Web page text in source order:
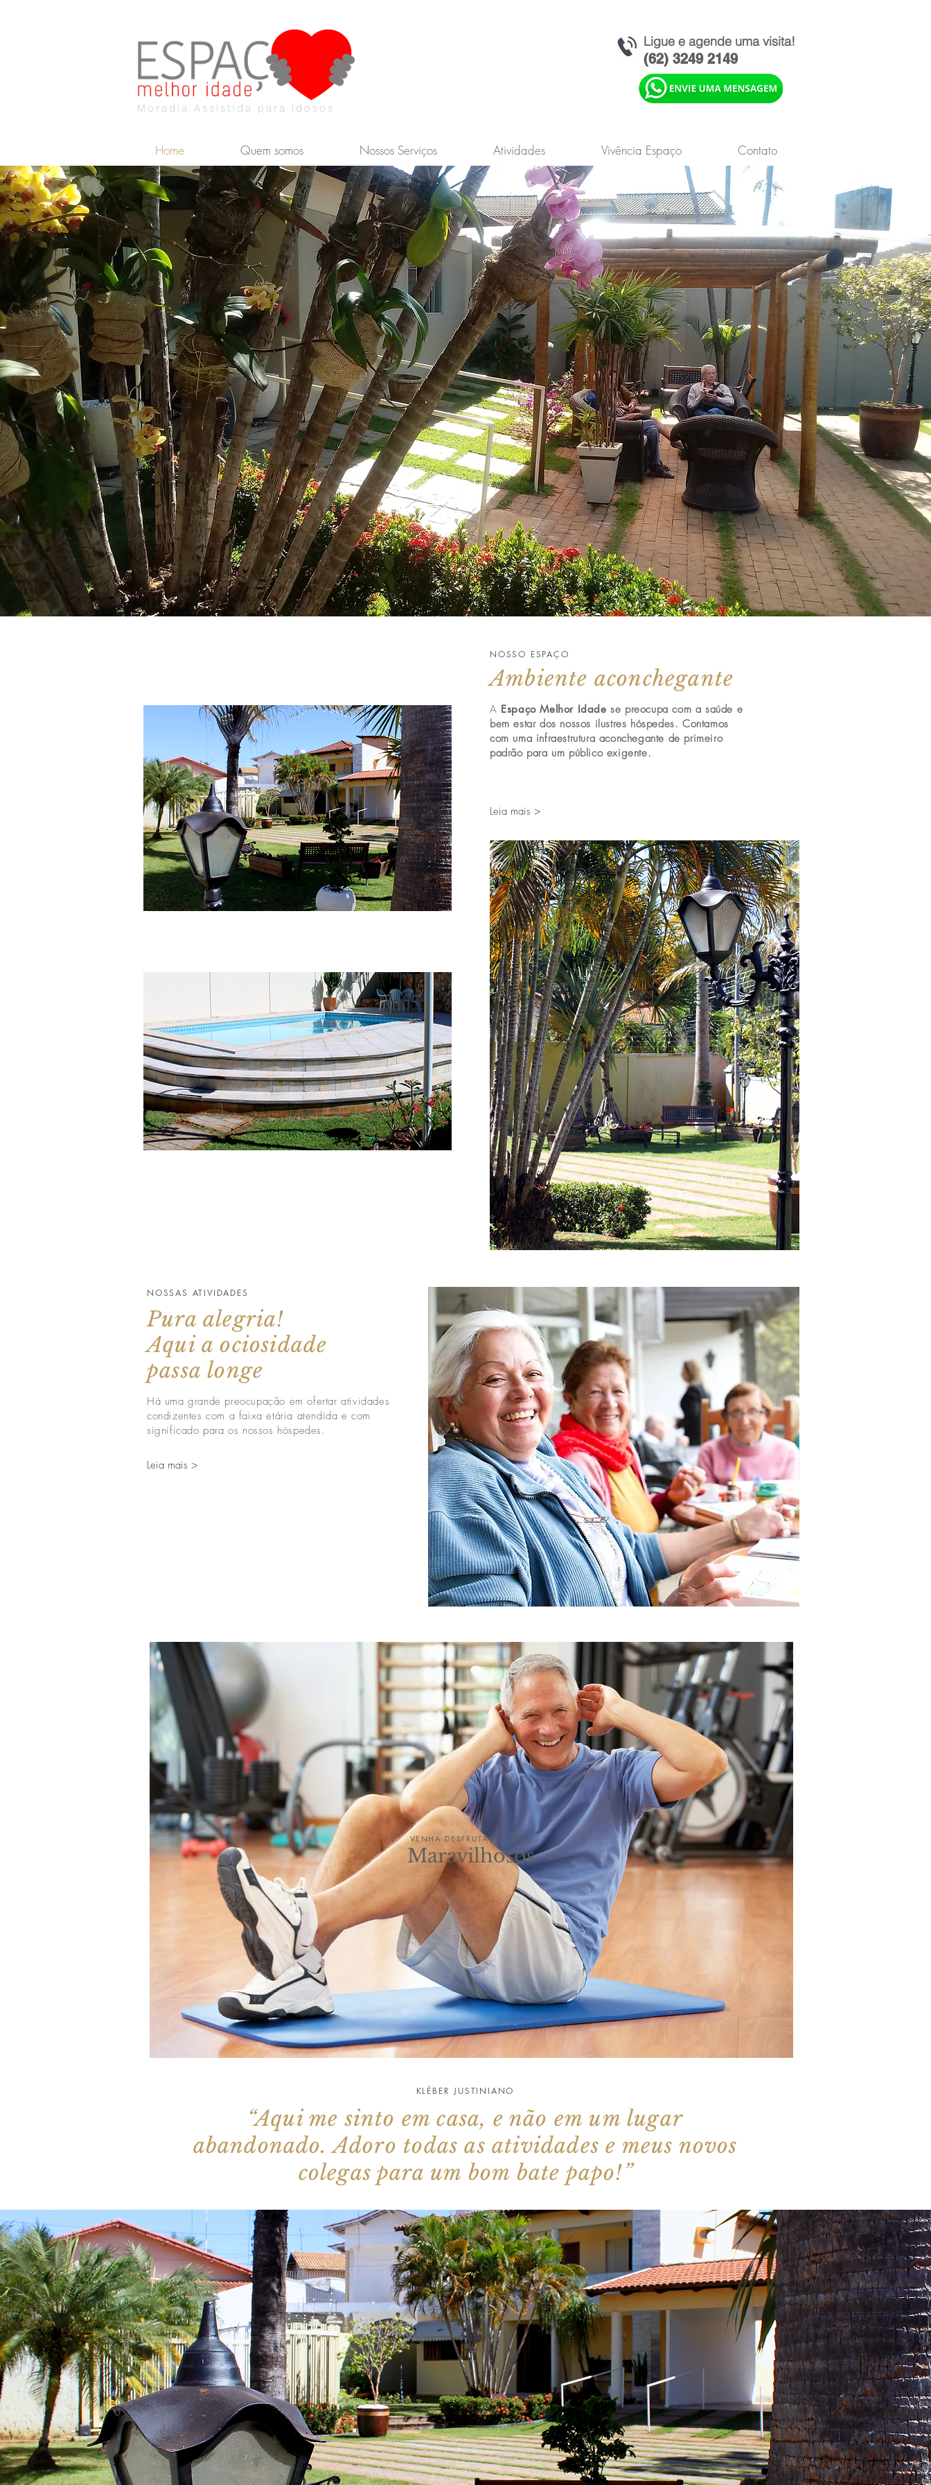
Moradia Assistida para Idosos
Ligue e agende uma visita!
(62) 3249 2149
Home Quem somos Nossos Serviços Atividades Vivência Espaço Contato
NOSSO ESPAÇO
Ambiente aconchegante
A Espaço Melhor Idadese preocupa com a saúde e
bem estar dos nossos ilustres hóspedes. Contamos
com uma infraestrutura aconchegante de primeiro
padrão para um público exigente.
Leia mais >
Pura alegria!
Aqui a ociosidade
passa longe
NOSSAS ATIVIDADES
Leia mais >
Há uma grande preocupação em ofertar atividades
condizentes com a faixa etária atendida e com
significado para os nossos hóspedes.
VENHA DESFRUTAR DE DIAS
Maravilhosos
KLÉBER JUSTINIANO
“Aqui me sinto em casa, e não em um lugar
abandonado. Adoro todas as atividades e meus novos
colegas para um bom bate papo!”